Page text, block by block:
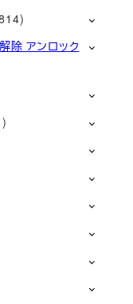
除 アンロック